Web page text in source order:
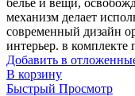
бельё и вещи,
механизм делает
современный дизайн
интерьер. в
Добавить в
В корзину
Быстрый Просмотр